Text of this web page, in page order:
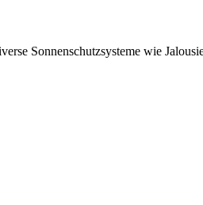
Sonnenschutzsysteme wie